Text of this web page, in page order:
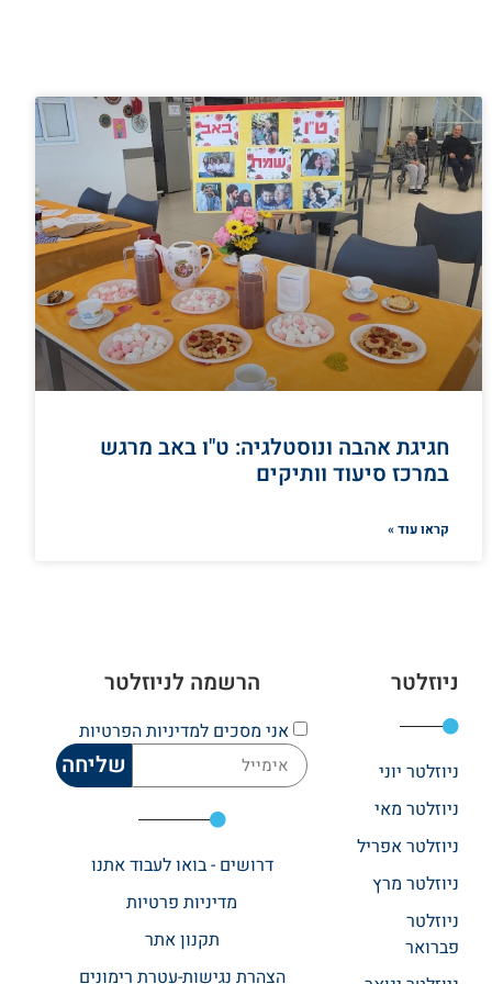
חגיגת אהבה ונוסטלגיה: ט"ו באב מרגש
במרכז סיעוד וותיקים
קראו עוד »
ניוזלטר
ניוזלטר יוני
ניוזלטר מאי
ניוזלטר אפריל
ניוזלטר מרץ
ניוזלטר
פברואר
הרשמה לניוזלטר
אני מסכים למדיניות הפרטיות
שליחה
דרושים - בואו לעבוד אתנו
מדיניות פרטיות
תקנון אתר​
הצהרת נגישות-עטרת רימונים